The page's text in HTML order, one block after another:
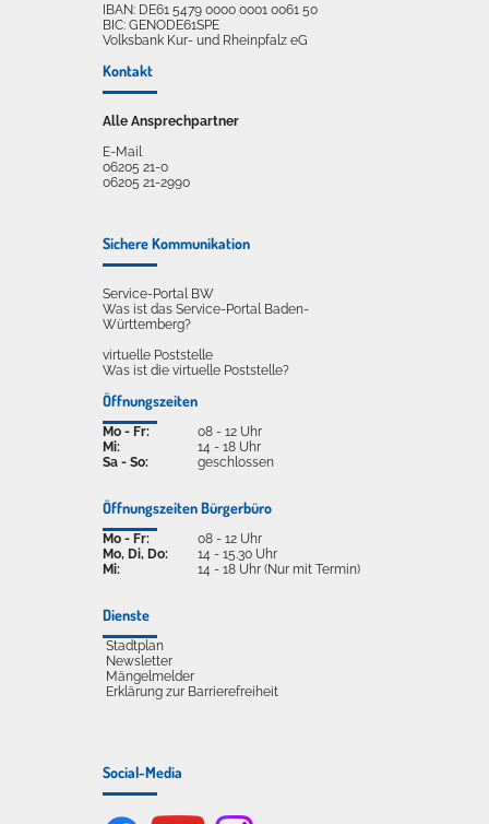
IBAN: DE61 5479 0000 0001 0061 50
BIC: GENODE61SPE
Volksbank Kur- und Rheinpfalz eG
Kontakt
Alle Ansprechpartner
E-Mail
06205 21-0
06205 21-2990
Sichere Kommunikation
Service-Portal BW
Was ist das Service-Portal Baden-
Württemberg?
virtuelle Poststelle
Was ist die virtuelle Poststelle?
Öffnungszeiten
Mo - Fr:
Mi:
Sa - So:
08 - 12 Uhr
14 - 18 Uhr
geschlossen
Öffnungszeiten Bürgerbüro
Mo - Fr:
Mo, Di, Do:
Mi:
08 - 12 Uhr
14 - 15.30 Uhr
14 - 18 Uhr (Nur mit Termin)
Dienste
Stadtplan
Newsletter
Mängelmelder
Erklärung zur Barrierefreiheit
Social-Media